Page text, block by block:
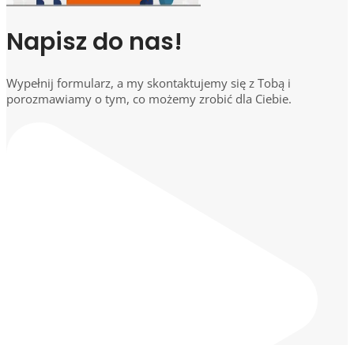
Napisz do nas!
Wypełnij formularz, a my skontaktujemy się z Tobą i
porozmawiamy o tym, co możemy zrobić dla Ciebie.